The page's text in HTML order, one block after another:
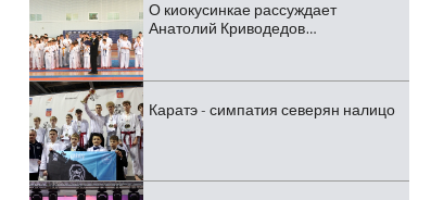
О киокусинкае рассуждает
Анатолий Криводедов…
Каратэ - симпатия северян налицо